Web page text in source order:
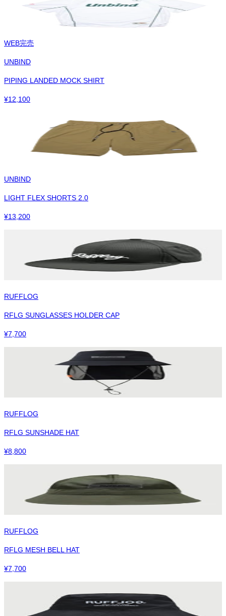
WEB完売
UNBIND
PIPING LANDED MOCK SHIRT
¥12,100
UNBIND
LIGHT FLEX SHORTS 2.0
¥13,200
RUFFLOG
RFLG SUNGLASSES HOLDER CAP
¥7,700
RUFFLOG
RFLG SUNSHADE HAT
¥8,800
RUFFLOG
RFLG MESH BELL HAT
¥7,700